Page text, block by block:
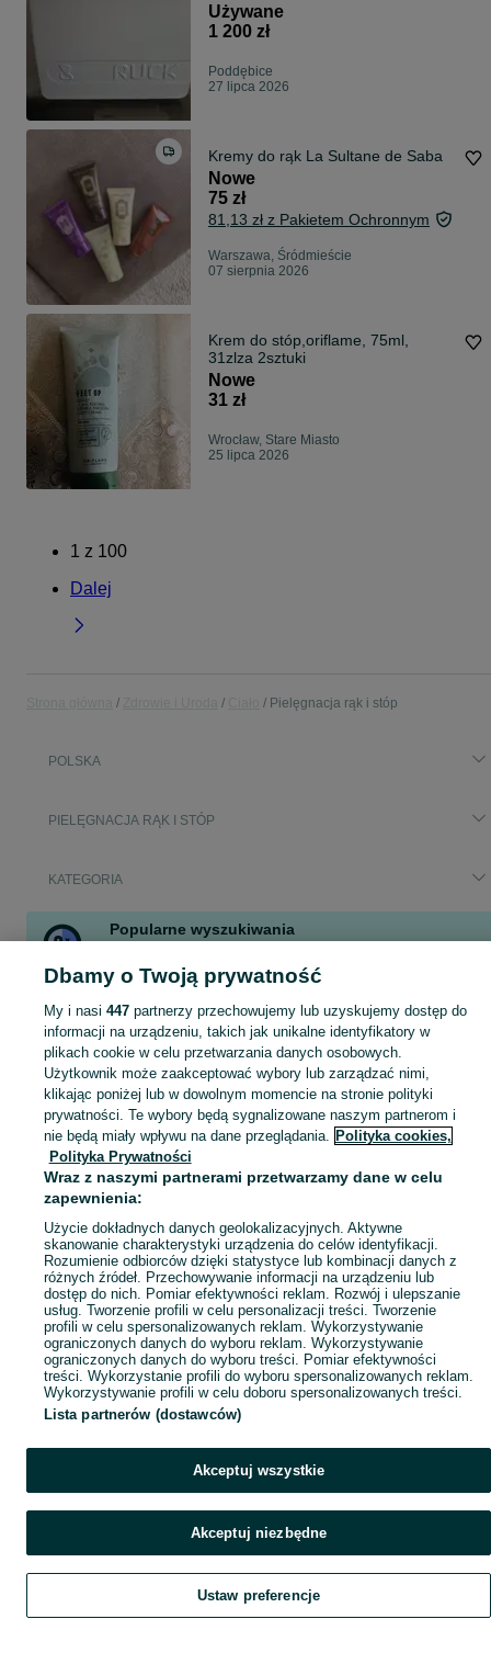
Używane
1 200 zł
Poddębice
27 lipca 2026
Kremy do rąk La Sultane de Saba
Nowe
75 zł
81,13 zł z Pakietem Ochronnym
Warszawa, Śródmieście
07 sierpnia 2026
Krem do stóp,oriflame, 75ml,
31zlza 2sztuki
Nowe
31 zł
Wrocław, Stare Miasto
25 lipca 2026
1 z 100
Dalej
Pielęgnacja rąk i stóp
POLSKA
PIELĘGNACJA RĄK I STÓP
KATEGORIA
Popularne wyszukiwania
elektryczny pilnik do stóp
Sprzedaż kosmetyków do pielęgnacji rąk i stóp w Polsce ▶️ Kremy, maski, dezodoranty ✅ Szeroki wybór w atrakcyjnych cenach ☝ Znajdź ogłoszenia na OLX.pl!
Mapa kategorii
Mapa miejscowości
Mapa ministron
Popularne wyszukiwania
Szukaj Obserwujesz Dodaj Czat Konto
Dbamy o Twoją prywatność
My i nasi 447partnerzy przechowujemy lub uzyskujemy dostęp do
informacji na urządzeniu, takich jak unikalne identyfikatory w
plikach cookie w celu przetwarzania danych osobowych.
Użytkownik może zaakceptować wybory lub zarządzać nimi,
klikając poniżej lub w dowolnym momencie na stronie polityki
prywatności. Te wybory będą sygnalizowane naszym partnerom i
nie będą miały wpływu na dane przeglądania. Polityka cookies,
Polityka Prywatności
Wraz z naszymi partnerami przetwarzamy dane w celu
zapewnienia:
Użycie dokładnych danych geolokalizacyjnych. Aktywne
skanowanie charakterystyki urządzenia do celów identyfikacji.
Rozumienie odbiorców dzięki statystyce lub kombinacji danych z
różnych źródeł. Przechowywanie informacji na urządzeniu lub
dostęp do nich. Pomiar efektywności reklam. Rozwój i ulepszanie
usług. Tworzenie profili w celu personalizacji treści. Tworzenie
profili w celu spersonalizowanych reklam. Wykorzystywanie
ograniczonych danych do wyboru reklam. Wykorzystywanie
ograniczonych danych do wyboru treści. Pomiar efektywności
treści. Wykorzystanie profili do wyboru spersonalizowanych reklam.
Wykorzystywanie profili w celu doboru spersonalizowanych treści.
Lista partnerów (dostawców)
Akceptuj wszystkie
Akceptuj niezbędne
Ustaw preferencje